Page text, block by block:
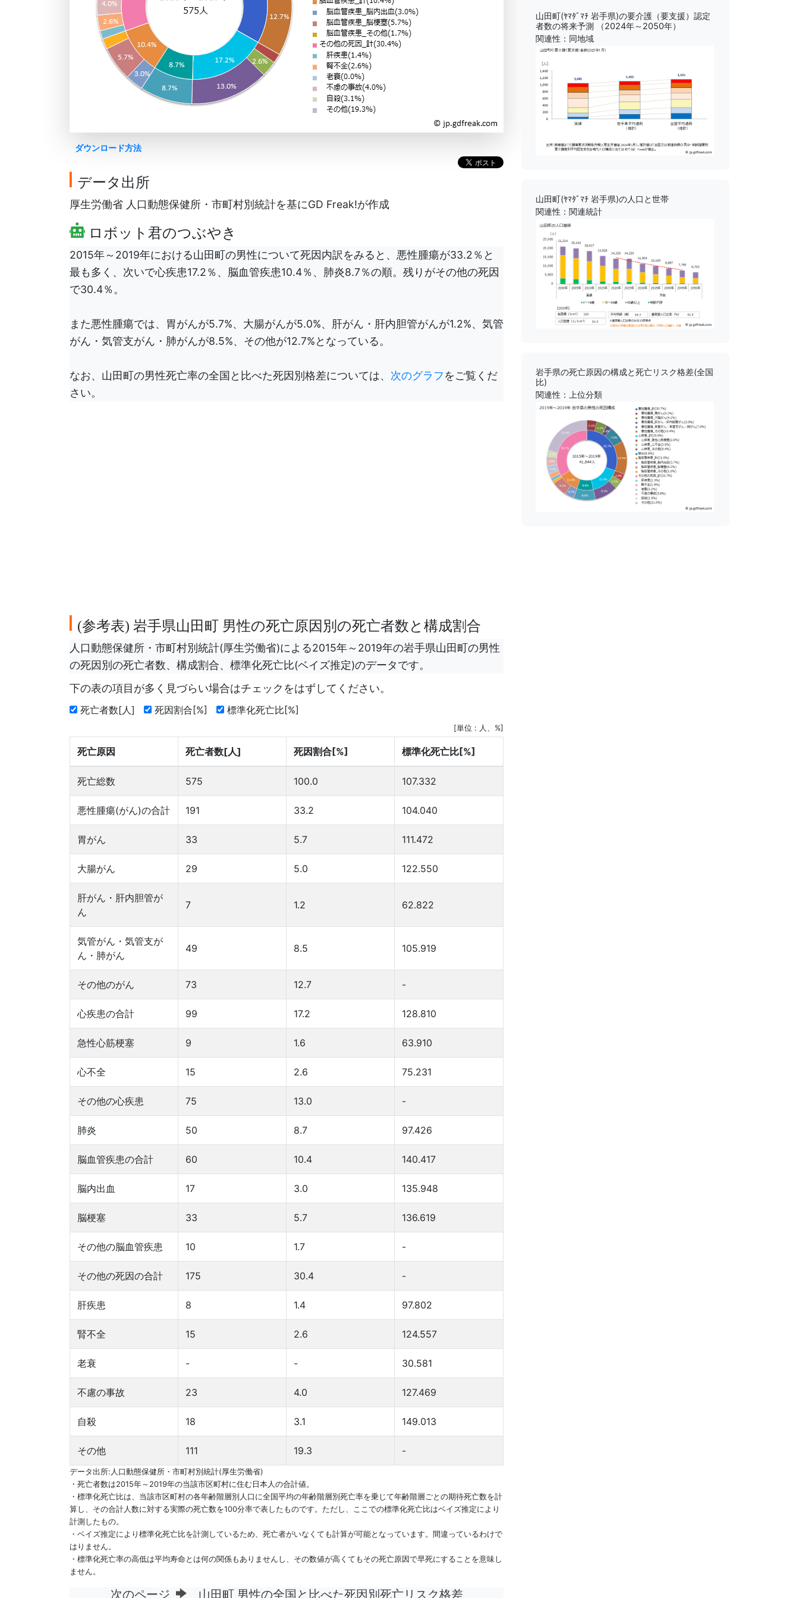
ダウンロード方法
データ出所
厚生労働省 人口動態保健所・市町村別統計を基にGD Freak!が作成
ロボット君のつぶやき
2015年～2019年における山田町の男性について死因内訳をみると、悪性腫瘍が33.2％と
最も多く、次いで心疾患17.2％、脳血管疾患10.4％、肺炎8.7％の順。残りがその他の死因
で30.4％。
また悪性腫瘍では、胃がんが5.7%、大腸がんが5.0%、肝がん・肝内胆管がんが1.2%、気管
がん・気管支がん・肺がんが8.5%、その他が12.7%となっている。
なお、山田町の男性死亡率の全国と比べた死因別格差については、 次のグラフをご覧くだ
さい。
(参考表) 岩手県山田町 男性の死亡原因別の死亡者数と構成割合
人口動態保健所・市町村別統計(厚生労働省)による2015年～2019年の岩手県山田町の男性
の死因別の死亡者数、構成割合、標準化死亡比(ベイズ推定)のデータです。
下の表の項目が多く見づらい場合はチェックをはずしてください。
死亡者数[人] 死因割合[%] 標準化死亡比[%]
[単位 : 人、%]
死亡原因 死亡者数[人] 死因割合[%] 標準化死亡比[%]
死亡総数 575 100.0 107.332
悪性腫瘍(がん)の合計 191 33.2 104.040
胃がん 33 5.7 111.472
大腸がん 29 5.0 122.550
肝がん・肝内胆管が
ん
7 1.2 62.822
気管がん・気管支が
ん・肺がん
49 8.5 105.919
その他のがん 73 12.7 -
心疾患の合計 99 17.2 128.810
急性心筋梗塞 9 1.6 63.910
心不全 15 2.6 75.231
その他の心疾患 75 13.0 -
肺炎 50 8.7 97.426
脳血管疾患の合計 60 10.4 140.417
脳内出血 17 3.0 135.948
脳梗塞 33 5.7 136.619
その他の脳血管疾患 10 1.7 -
その他の死因の合計 175 30.4 -
肝疾患 8 1.4 97.802
腎不全 15 2.6 124.557
老衰 - - 30.581
不慮の事故 23 4.0 127.469
自殺 18 3.1 149.013
その他 111 19.3 -
データ出所:人口動態保健所・市町村別統計(厚生労働省)
・死亡者数は2015年～2019年の当該市区町村に住む日本人の合計値。
・標準化死亡比は、当該市区町村の各年齢階層別人口に全国平均の年齢階層別死亡率を乗じて年齢階層ごとの期待死亡数を計
算し、その合計人数に対する実際の死亡数を100分率で表したものです。ただし、ここでの標準化死亡比はベイズ推定により
計測したもの。
・ベイズ推定により標準化死亡比を計測しているため、死亡者がいなくても計算が可能となっています。間違っているわけで
はりません。
・標準化死亡率の高低は平均寿命とは何の関係もありませんし、その数値が高くてもその死亡原因で早死にすることを意味し
ません。
次のページ 山田町 男性の全国と比べた死因別死亡リスク格差
山田町(ﾔﾏﾀﾞﾏﾁ 岩手県)の要介護（要支援）認定
者数の将来予測 （2024年～2050年）
関連性：同地域
山田町(ﾔﾏﾀﾞﾏﾁ 岩手県)の人口と世帯
関連性：関連統計
岩手県の死亡原因の構成と死亡リスク格差(全国
比)
関連性：上位分類